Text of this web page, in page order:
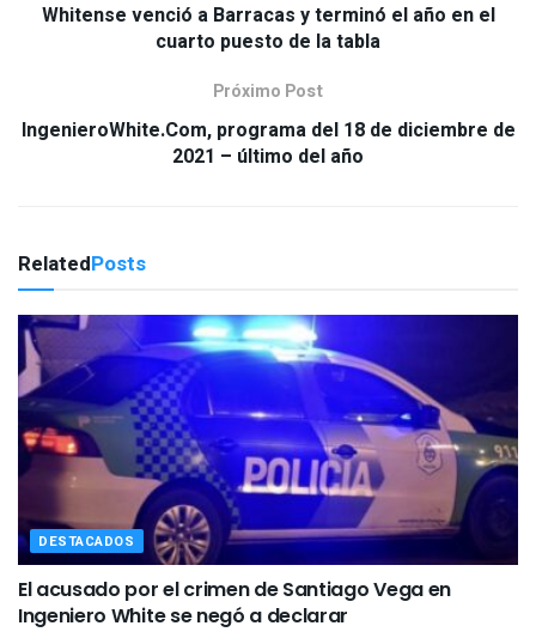
Whitense venció a Barracas y terminó el año en el
cuarto puesto de la tabla
Próximo Post
IngenieroWhite.Com, programa del 18 de diciembre de
2021 – último del año
RelatedPosts
DESTACADOS
El acusado por el crimen de Santiago Vega en
Ingeniero White se negó a declarar